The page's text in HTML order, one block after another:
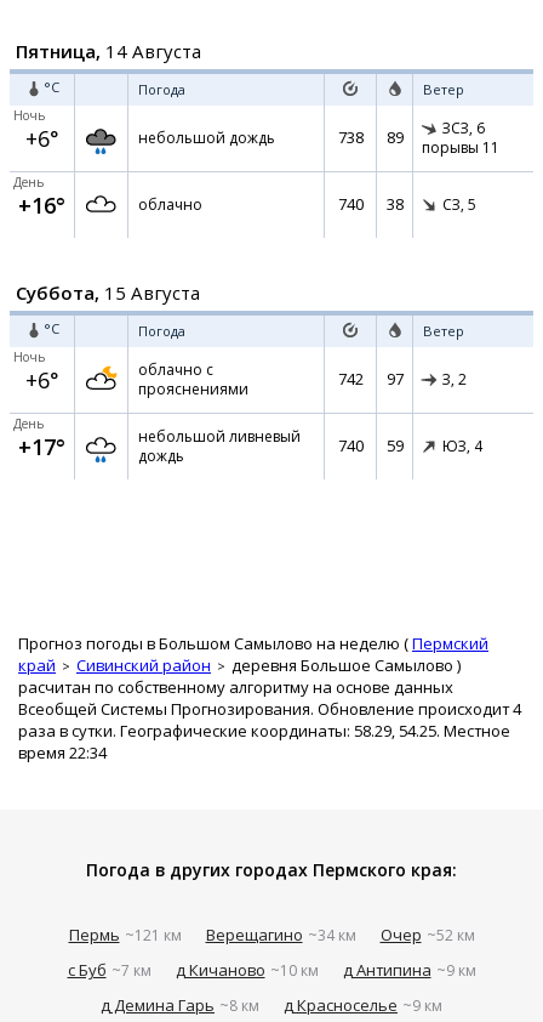
Пятница, 14 Августа
°C Погода Ветер
Ночь
+6° небольшой дождь 738 89 ЗСЗ, 6
порывы 11
День
+16° облачно 740 38 СЗ, 5
Суббота, 15 Августа
°C Погода Ветер
Ночь
+6°
облачно с
прояснениями
742 97 З, 2
День
+17°
небольшой ливневый
дождь
740 59 ЮЗ, 4
Прогноз погоды в Большом Самылово на неделю (Пермский
край
Сивинский район деревня Большое Самылово )
расчитан по собственному алгоритму на основе данных
Всеобщей Системы Прогнозирования. Обновление происходит 4
раза в сутки. Географические координаты: 58.29, 54.25. Местное
время 22:34
Погода в других городах Пермского края:
Пермь ~121 км Верещагино ~34 км Очер ~52 км
с Буб ~7 км д Кичаново ~10 км д Антипина ~9 км
д Демина Гарь ~8 км д Красноселье ~9 км